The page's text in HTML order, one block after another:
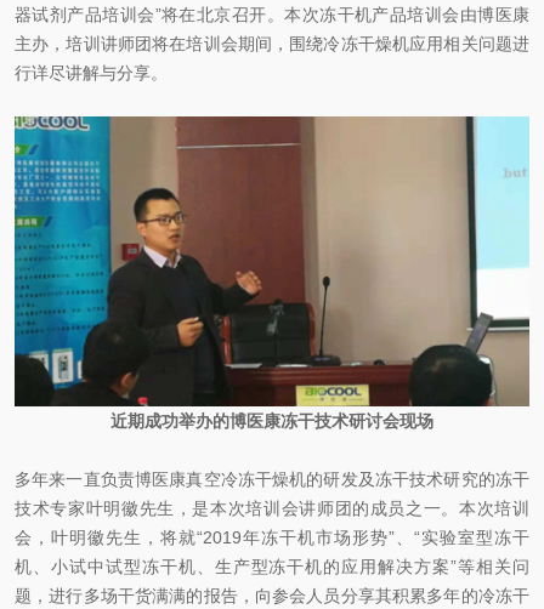
器试剂产品培训会”将在北京召开。本次冻干机产品培训会由博医康
主办，培训讲师团将在培训会期间，围绕冷冻干燥机应用相关问题进
行详尽讲解与分享。
近期成功举办的博医康冻干技术研讨会现场
多年来一直负责博医康真空冷冻干燥机的研发及冻干技术研究的冻干
技术专家叶明徽先生，是本次培训会讲师团的成员之一。本次培训
会，叶明徽先生，将就“2019年冻干机市场形势”、“实验室型冻干
机、小试中试型冻干机、生产型冻干机的应用解决方案”等相关问
题，进行多场干货满满的报告，向参会人员分享其积累多年的冷冻干